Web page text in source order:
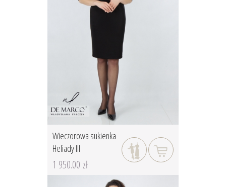
Wieczorowa sukienka
Heliady III
1 950.00 zł